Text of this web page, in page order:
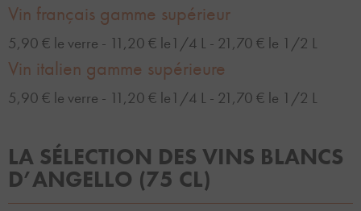
Vin français gamme supérieur
5,90 € le verre - 11,20 € le1/4 L - 21,70 € le 1/2 L
Vin italien gamme supérieure
5,90 € le verre - 11,20 € le1/4 L - 21,70 € le 1/2 L
LA SÉLECTION DES VINS BLANCS
D’ANGELLO (75 CL)